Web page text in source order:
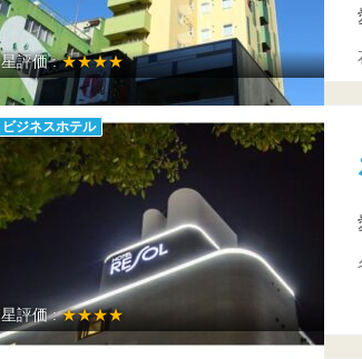
星評価 :★★★★
ビジネスホテル
星評価 :★★★★